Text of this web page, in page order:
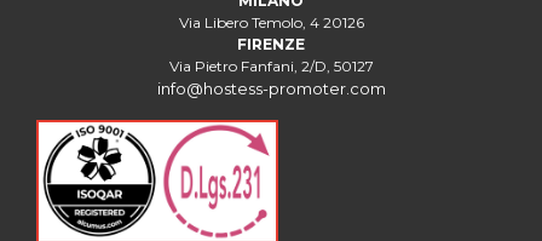
Via Libero Temolo, 4 20126
FIRENZE
Via Pietro Fanfani, 2/D, 50127
info@hostess-promoter.com